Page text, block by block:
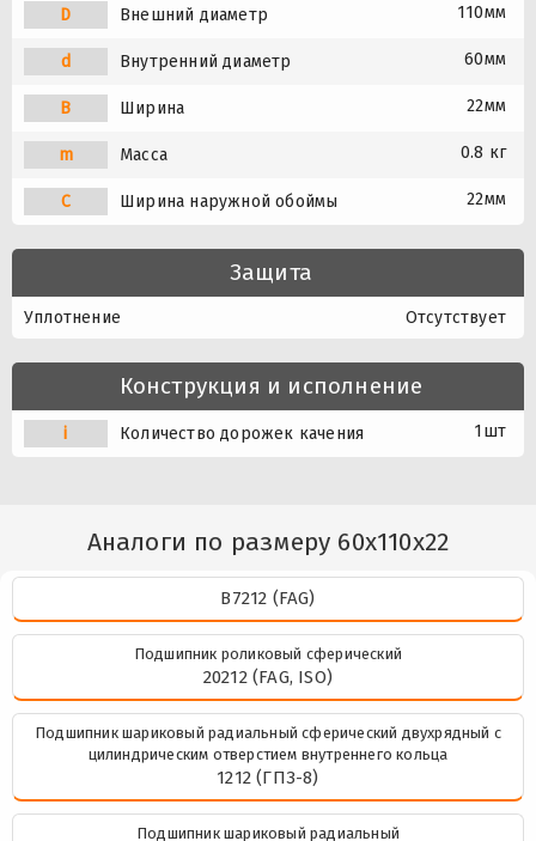
D Внешний диаметр 110мм
d Внутренний диаметр 60мм
B Ширина 22мм
m Масса 0.8 кг
C Ширина наружной обоймы 22мм
Защита
Уплотнение Отсутствует
Конструкция и исполнение
i Количество дорожек качения 1шт
Аналоги по размеру 60x110x22
B7212 (FAG)
Подшипник роликовый сферический
20212 (FAG, ISO)
Подшипник шариковый радиальный сферический двухрядный с
цилиндрическим отверстием внутреннего кольца
1212 (ГПЗ-8)
Подшипник шариковый радиальный